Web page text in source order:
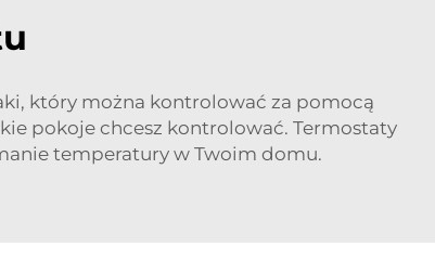
który można kontrolować za pomocą
pokoje chcesz kontrolować. Termostaty
temperatury w Twoim domu.